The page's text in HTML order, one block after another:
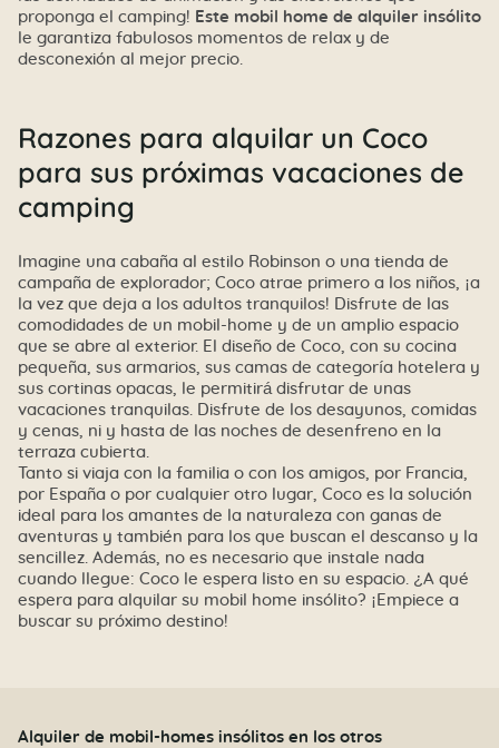
proponga el camping! Este mobil home de alquiler insólito
le garantiza fabulosos momentos de relax y de
desconexión al mejor precio.
Razones para alquilar un Coco
para sus próximas vacaciones de
camping
Imagine una cabaña al estilo Robinson o una tienda de
campaña de explorador; Coco atrae primero a los niños, ¡a
la vez que deja a los adultos tranquilos! Disfrute de las
comodidades de un mobil-home y de un amplio espacio
que se abre al exterior. El diseño de Coco, con su cocina
pequeña, sus armarios, sus camas de categoría hotelera y
sus cortinas opacas, le permitirá disfrutar de unas
vacaciones tranquilas. Disfrute de los desayunos, comidas
y cenas, ni y hasta de las noches de desenfreno en la
terraza cubierta.
Tanto si viaja con la familia o con los amigos, por Francia,
por España o por cualquier otro lugar, Coco es la solución
ideal para los amantes de la naturaleza con ganas de
aventuras y también para los que buscan el descanso y la
sencillez. Además, no es necesario que instale nada
cuando llegue: Coco le espera listo en su espacio. ¿A qué
espera para alquilar su mobil home insólito? ¡Empiece a
buscar su próximo destino!
Alquiler de mobil-homes insólitos en los otros